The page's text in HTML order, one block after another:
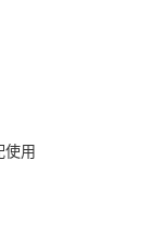
行
業銀行
使用